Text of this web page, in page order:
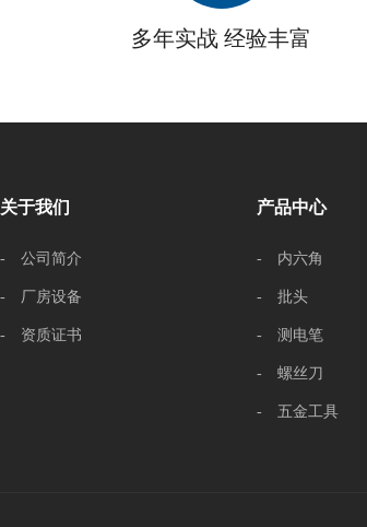
多年实战 经验丰富
关于我们
- 公司简介
- 厂房设备
- 资质证书
产品中心
- 内六角
- 批头
- 测电笔
- 螺丝刀
- 五金工具